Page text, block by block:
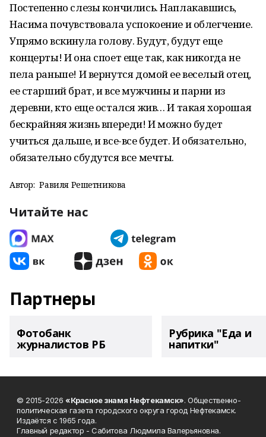
Постепенно слезы кончились. Наплакавшись,
Насима почувствовала успокоение и облегчение.
Упрямо вскинула голову. Будут, будут еще
концерты! И она споет еще так, как никогда не
пела раньше! И вернутся домой ее веселый отец,
ее старший брат, и все мужчины и парни из
деревни, кто еще остался жив… И такая хорошая
бескрайняя жизнь впереди! И можно будет
учиться дальше, и все-все будет. И обязательно,
обязательно сбудутся все мечты.
Автор: Равиля Решетникова
Читайте нас
Партнеры
Фотобанк
журналистов РБ
Рубрика "Еда и
напитки"
© 2015-2026 «Красное знамя Нефтекамск». Общественно-
политическая газета городского округа город Нефтекамск.
Издаётся с 1965 года.
Главный редактор - Сабитова Людмила Валерьяновна.